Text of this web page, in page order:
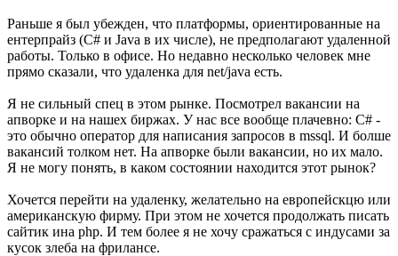
Раньше я был убежден, что платформы, ориентированные на
ентерпрайз (C# и Java в их числе), не предполагают удаленной
работы. Только в офисе. Но недавно несколько человек мне
прямо сказали, что удаленка для net/java есть.
Я не сильный спец в этом рынке. Посмотрел вакансии на
апворке и на нашех биржах. У нас все вообще плачевно: C# -
это обычно оператор для написания запросов в mssql. И болше
вакансий толком нет. На апворке были вакансии, но их мало.
Я не могу понять, в каком состоянии находится этот рынок?
Хочется перейти на удаленку, желательно на европейскцю или
американскую фирму. При этом не хочется продолжать писать
сайтик ина php. И тем более я не хочу сражаться с индусами за
кусок злеба на фрилансе.